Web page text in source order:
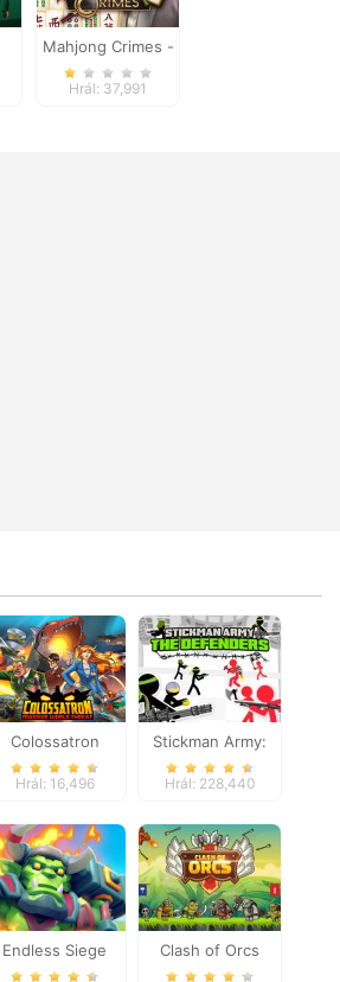
Mahjong Crimes -
Puzzle Story
Hrál: 37,991
Colossatron
Hrál: 16,496
Stickman Army:
The Defenders
Hrál: 228,440
Endless Siege Clash of Orcs